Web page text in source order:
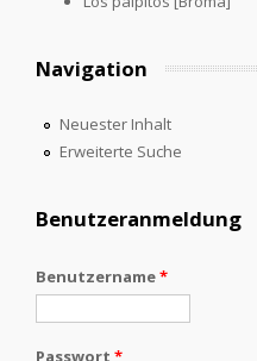
Navigation
Neuester Inhalt
Erweiterte Suche
Benutzeranmeldung
Benutzername*
Passwort *